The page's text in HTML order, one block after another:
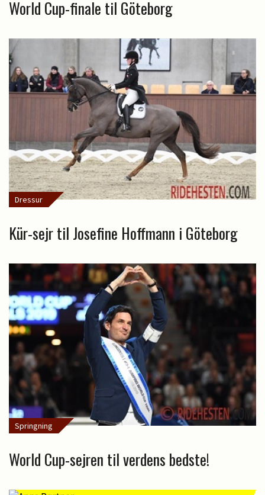
World Cup-finale til Göteborg
Dressur
Kür-sejr til Josefine Hoffmann i Göteborg
Springning
World Cup-sejren til verdens bedste!